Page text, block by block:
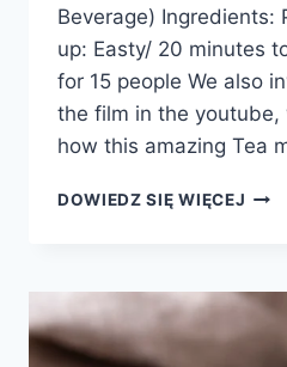
Beverage) Ingredients:
up: Easty/ 20 minutes
for 15 people We also
the film in the youtube,
how this amazing Tea
DOWIEDZ SIĘ WIĘCEJ
I